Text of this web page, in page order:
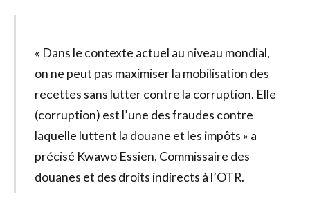
« Dans le contexte actuel au niveau mondial,
on ne peut pas maximiser la mobilisation des
recettes sans lutter contre la corruption. Elle
(corruption) est l’une des fraudes contre
laquelle luttent la douane et les impôts » a
précisé Kwawo Essien, Commissaire des
douanes et des droits indirects à l’OTR.